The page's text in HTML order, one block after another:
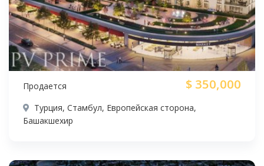
Продается $ 350,000
Турция, Стамбул, Европейская сторона,
Башакшехир